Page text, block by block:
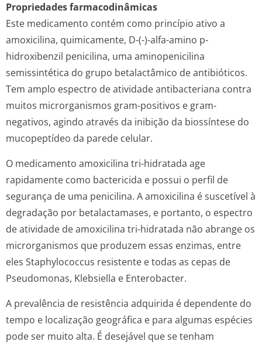
Propriedades farmacodinâmicas
Este medicamento contém como princípio ativo a
amoxicilina, quimicamente, D-(-)-alfa-amino p-
hidroxibenzil penicilina, uma aminopenicilina
semissintética do grupo betalactâmico de antibióticos.
Tem amplo espectro de atividade antibacteriana contra
muitos microrganismos gram-positivos e gram-
negativos, agindo através da inibição da biossíntese do
mucopeptídeo da parede celular.
O medicamento amoxicilina tri-hidratada age
rapidamente como bactericida e possui o perfil de
segurança de uma penicilina. A amoxicilina é suscetível à
degradação por betalactamases, e portanto, o espectro
de atividade de amoxicilina tri-hidratada não abrange os
microrganismos que produzem essas enzimas, entre
eles Staphylococcus resistente e todas as cepas de
Pseudomonas, Klebsiella e Enterobacter.
A prevalência de resistência adquirida é dependente do
tempo e localização geográfica e para algumas espécies
pode ser muito alta. É desejável que se tenham